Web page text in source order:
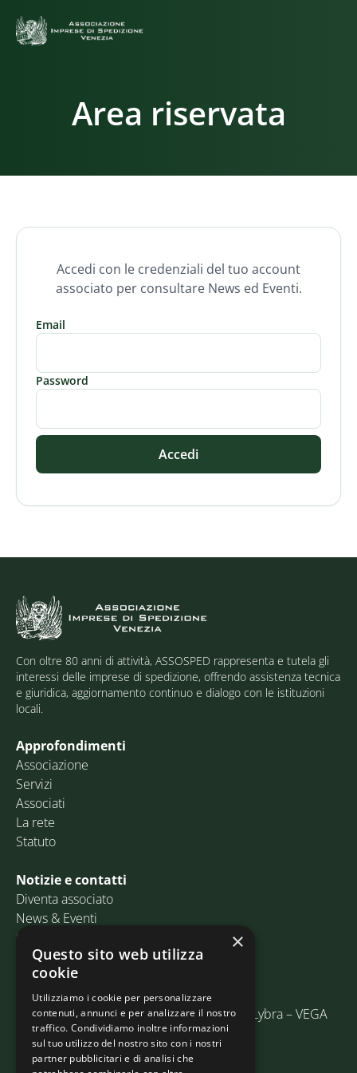
Area riservata
Accedi con le credenziali del tuo account
associato per consultare News ed Eventi.
Email
Password
Accedi
Con oltre 80 anni di attività, ASSOSPED rappresenta e tutela gli
interessi delle imprese di spedizione, offrendo assistenza tecnica
e giuridica, aggiornamento continuo e dialogo con le istituzioni
locali.
Approfondimenti
Associazione
Servizi
Associati
La rete
Statuto
Notizie e contatti
Diventa associato
News & Eventi
Contatti
Email:info@assosped.it
PEC: assospedvenezia@pec.fedespedi.it
Indirizzo: Via delle Industrie, 19/C Edificio Lybra – VEGA
30175 Marghera (VE)
×
Questo sito web utilizza
cookie
Utilizziamo i cookie per personalizzare
contenuti, annunci e per analizzare il nostro
traffico. Condividiamo inoltre informazioni
sul tuo utilizzo del nostro sito con i nostri
partner pubblicitari e di analisi che